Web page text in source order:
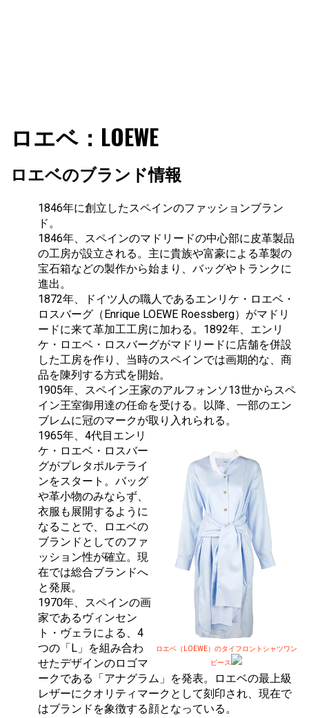
ファショコン通信
ッションとモードを分析するファッション情報サイトです
ロエベ：LOEWE
ロエベのブランド情報
1846年に創立したスペインのファッションブラン
ド。
1846年、スペインのマドリードの中心部に皮革製品
の工房が設立される。主に貴族や富豪による革製の
宝石箱などの製作から始まり、バッグやトランクに
進出。
1872年、ドイツ人の職人であるエンリケ・ロエベ・
ロスバーグ（Enrique LOEWE Roessberg）がマドリ
ードに来て革加工工房に加わる。1892年、エンリ
ケ・ロエベ・ロスバーグがマドリードに店舗を併設
した工房を作り、当時のスペインでは画期的な、商
品を陳列する方式を開始。
1905年、スペイン王家のアルフォンソ13世からスペ
イン王室御用達の任命を受ける。以降、一部のエン
ブレムに冠のマークが取り入れられる。
ロエベ（LOEWE）のタイフロントシャツワン
ピース
1965年、4代目エンリ
ケ・ロエベ・ロスバー
グがプレタポルテライ
ンをスタート。バッグ
や革小物のみならず、
衣服も展開するように
なることで、ロエベの
ブランドとしてのファ
ッション性が確立。現
在では総合ブランドへ
と発展。
1970年、スペインの画
家であるヴィンセン
ト・ヴェラによる、4
つの「L」を組み合わ
せたデザインのロゴマ
ークである「アナグラム」を発表。ロエベの最上級
レザーにクオリティマークとして刻印され、現在で
はブランドを象徴する顔となっている。